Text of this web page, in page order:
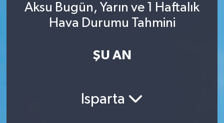
Aksu Bugün, Yarın ve 1 Haftalık
Hava Durumu Tahmini
ŞU AN
Isparta
Alaplı
Tüm Manşetler